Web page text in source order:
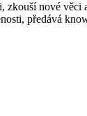
nové
předává